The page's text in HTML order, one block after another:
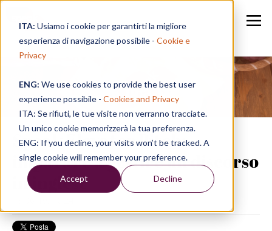
ITA: Usiamo i cookie per garantirti la migliore
esperienza di navigazione possibile - Cookie e
Privacy
ENG: We use cookies to provide the best user
experience possibile - Cookies and Privacy
ITA: Se rifiuti, le tue visite non verranno tracciate.
Un unico cookie memorizzerà la tua preferenza.
ENG: If you decline, your visits won’t be tracked. A
single cookie will remember your preference.
Accept Decline
Speak in a Week
Speak Elevator Pitch:
imparare a gestire un discorso
in inglese